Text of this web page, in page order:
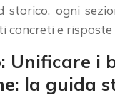
storico, ogni
concreti e risposte
Unificare i
la guida